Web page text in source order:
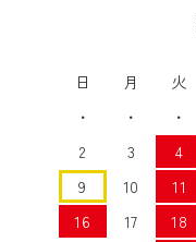
日 月 火
・
・ ・
2
3 4
9
10 11
16
17 18